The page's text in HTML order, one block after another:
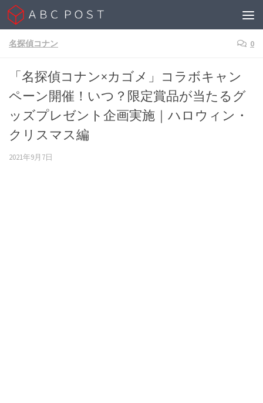
Skip to content
名探偵コナン 0
「名探偵コナン×カゴメ」コラボキャン
ペーン開催！いつ？限定賞品が当たるグ
ッズプレゼント企画実施｜ハロウィン・
クリスマス編
2021年9月7日